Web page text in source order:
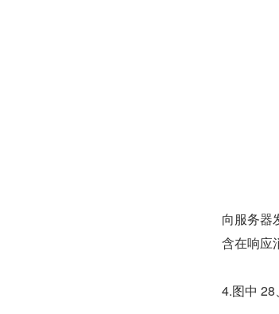
向服务器
含在响应
4.图中 28